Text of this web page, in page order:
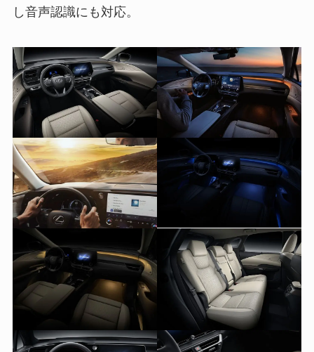
し音声認識にも対応。